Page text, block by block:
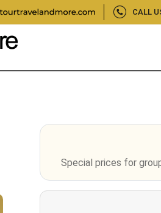
CALL
Special prices for